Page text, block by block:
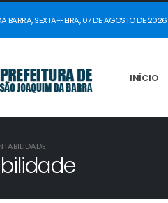
BARRA, SEXTA-FEIRA, 07 DE AGOSTO DE 2026
INÍCIO